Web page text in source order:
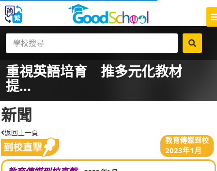
重視英語培育 推多元化教材
提...
新聞
返回上一頁
教育傳媒到校
2023年1月